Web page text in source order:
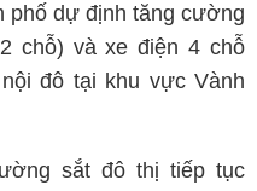
phố dự định tăng cường
chỗ) và xe điện 4 chỗ
đô tại khu vực Vành
sắt đô thị tiếp tục